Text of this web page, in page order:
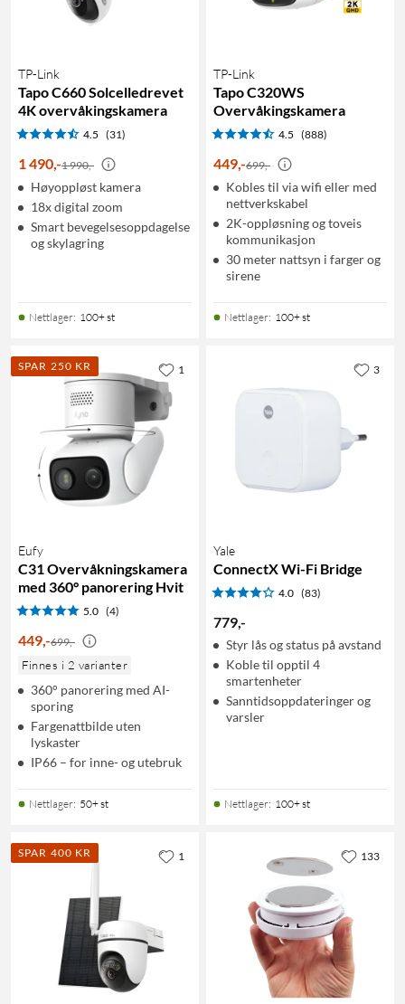
TP-Link
Tapo C660 Solcelledrevet
4K overvåkingskamera
4.5 (31)
1 490,-1 990,-
Høyoppløst kamera
18x digital zoom
Smart bevegelsesoppdagelse
og skylagring
Nettlager: 100+ st
TP-Link
Tapo C320WS
Overvåkingskamera
4.5 (888)
449,-699,-
Kobles til via wifi eller med
nettverkskabel
2K-oppløsning og toveis
kommunikasjon
30 meter nattsyn i farger og
sirene
Nettlager: 100+ st
SPAR 250 KR
Eufy
C31 Overvåkningskamera
med 360° panorering Hvit
5.0 (4)
449,-699,-
Finnes i 2 varianter
360° panorering med AI-
sporing
Fargenattbilde uten
lyskaster
IP66 – for inne- og utebruk
Nettlager: 50+ st
1
Yale
ConnectX Wi-Fi Bridge
4.0 (83)
779,-
Styr lås og status på avstand
Koble til opptil 4
smartenheter
Sanntidsoppdateringer og
varsler
Nettlager: 100+ st
3
SPAR 400 KR 1 133